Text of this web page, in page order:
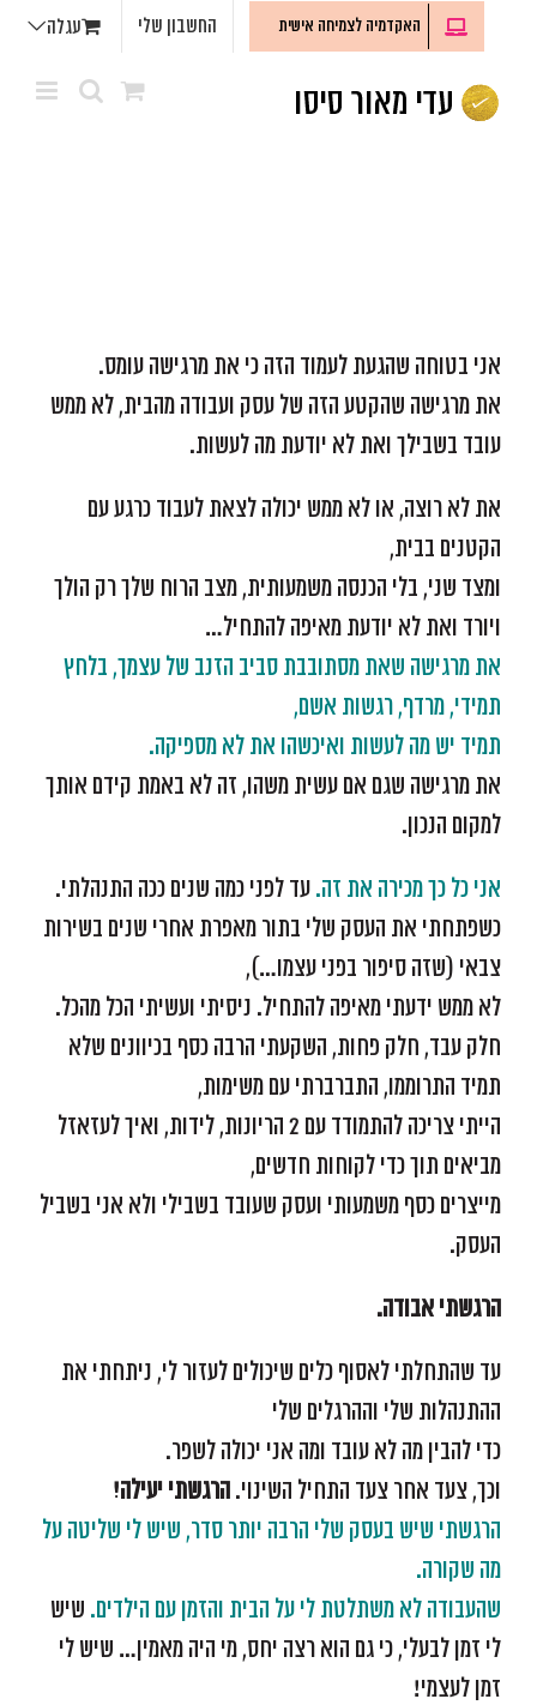
האקדמיה לצמיחה אישית החשבון שלי עגלה
אני בטוחה שהגעת לעמוד הזה כי את מרגישה עומס.
את מרגישה שהקטע הזה של עסק ועבודה מהבית, לא ממש
עובד בשבילך ואת לא יודעת מה לעשות.
את לא רוצה, או לא ממש יכולה לצאת לעבוד כרגע עם
הקטנים בבית,
ומצד שני, בלי הכנסה משמעותית, מצב הרוח שלך רק הולך
ויורד ואת לא יודעת מאיפה להתחיל…
את מרגישה שאת מסתובבת סביב הזנב של עצמך, בלחץ
תמידי, מרדף, רגשות אשם,
תמיד יש מה לעשות ואיכשהו את לא מספיקה.
את מרגישה שגם אם עשית משהו, זה לא באמת קידם אותך
למקום הנכון.
אני כל כך מכירה את זה. עד לפני כמה שנים ככה התנהלתי.
כשפתחתי את העסק שלי בתור מאפרת אחרי שנים בשירות
צבאי (שזה סיפור בפני עצמו…),
לא ממש ידעתי מאיפה להתחיל. ניסיתי ועשיתי הכל מהכל.
חלק עבד, חלק פחות, השקעתי הרבה כסף בכיוונים שלא
תמיד התרוממו, התברברתי עם משימות,
הייתי צריכה להתמודד עם 2 הריונות, לידות, ואיך לעזאזל
מביאים תוך כדי לקוחות חדשים,
מייצרים כסף משמעותי ועסק שעובד בשבילי ולא אני בשביל
העסק.
הרגשתי אבודה.
עד שהתחלתי לאסוף כלים שיכולים לעזור לי, ניתחתי את
ההתנהלות שלי וההרגלים שלי
כדי להבין מה לא עובד ומה אני יכולה לשפר.
וכך, צעד אחר צעד התחיל השינוי. הרגשתי יעילה!
הרגשתי שיש בעסק שלי הרבה יותר סדר, שיש לי שליטה על
מה שקורה.
שהעבודה לא משתלטת לי על הבית והזמן עם הילדים. שיש
לי זמן לבעלי, כי גם הוא רצה יחס, מי היה מאמין… שיש לי
זמן לעצמי!